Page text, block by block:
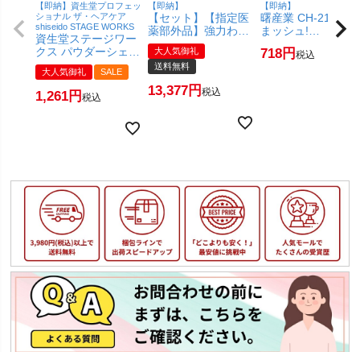
【即納】資生堂プロフェッ
ショナル ザ・ヘアケア
shiseido STAGE WORKS
資生堂ステージワー
クス パウダーシェイ
ク 150ml【SBT】
(6017286)
大人気御礼 SALE
1,261 税込
【即納】
【セット】【指定医
薬部外品】強力わか
もと 1000錠×6個
【わかもと製薬】
【宅配便送料無料】
(6050215-set3)
大人気御礼
送料無料
13,377 税込
【即納】
曙産業 CH-2102 た
まッシュ!
【AKEBONO あけ
の】【SBT】
718 税込